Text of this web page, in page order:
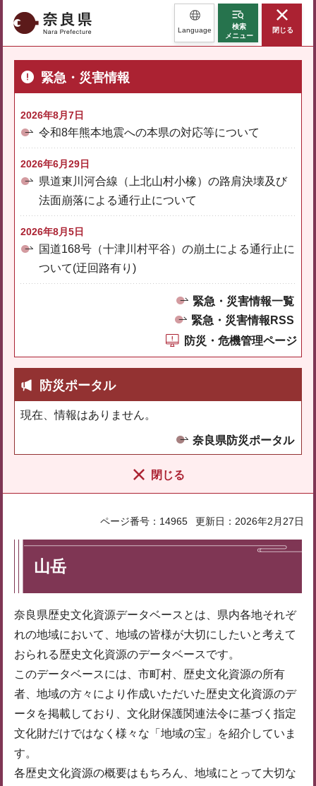
奈良県 Language
検索
メニュー
閉じる
緊急・災害情報
2026年8月7日
令和8年熊本地震への本県の対応等について
2026年6月29日
県道東川河合線（上北山村小橡）の路肩決壊及び
法面崩落による通行止について
2026年8月5日
国道168号（十津川村平谷）の崩土による通行止に
ついて(迂回路有り)
緊急・災害情報一覧
緊急・災害情報RSS
防災・危機管理ページ
防災ポータル
現在、情報はありません。
奈良県防災ポータル
閉じる
ページ番号：14965 更新日：2026年2月27日
山岳
奈良県歴史文化資源データベースとは、県内各地それぞ
れの地域において、地域の皆様が大切にしたいと考えて
おられる歴史文化資源のデータベースです。
このデータベースには、市町村、歴史文化資源の所有
者、地域の方々により作成いただいた歴史文化資源のデ
ータを掲載しており、文化財保護関連法令に基づく指定
文化財だけではなく様々な「地域の宝」を紹介していま
す。
各歴史文化資源の概要はもちろん、地域にとって大切な